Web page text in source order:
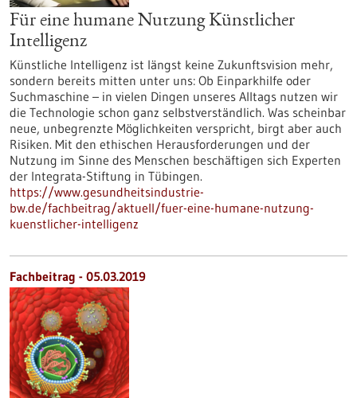
Für eine humane Nutzung Künstlicher
Intelligenz
Künstliche Intelligenz ist längst keine Zukunftsvision mehr,
sondern bereits mitten unter uns: Ob Einparkhilfe oder
Suchmaschine – in vielen Dingen unseres Alltags nutzen wir
die Technologie schon ganz selbstverständlich. Was scheinbar
neue, unbegrenzte Möglichkeiten verspricht, birgt aber auch
Risiken. Mit den ethischen Herausforderungen und der
Nutzung im Sinne des Menschen beschäftigen sich Experten
der Integrata-Stiftung in Tübingen.
https://www.gesundheitsindustrie-
bw.de/fachbeitrag/aktuell/fuer-eine-humane-nutzung-
kuenstlicher-intelligenz
Fachbeitrag - 05.03.2019